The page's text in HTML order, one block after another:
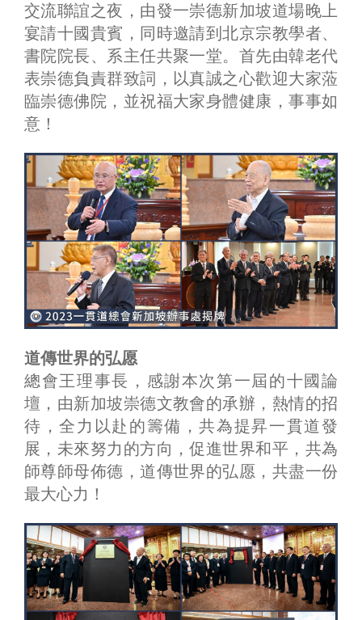
交流聯誼之夜，由發一崇德新加坡道場晚上
宴請十國貴賓，同時邀請到北京宗教學者、
書院院長、系主任共聚一堂。首先由韓老代
表崇德負責群致詞，以真誠之心歡迎大家蒞
臨崇德佛院，並祝福大家身體健康，事事如
意！
道傳世界的弘愿
總會王理事長，感謝本次第一屆的十國論
壇，由新加坡崇德文教會的承辦，熱情的招
待，全力以赴的籌備，共為提昇一貫道發
展，未來努力的方向，促進世界和平，共為
師尊師母佈德，道傳世界的弘愿，共盡一份
最大心力！